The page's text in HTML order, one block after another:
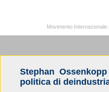
Movimento Internazionale
Stephan
politica di